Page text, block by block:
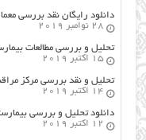
دانلود رایگان نقد بررسی
28 نوامبر 2019
تحلیل و بررسی مطالعات
15 اکتبر 2019
تحلیل و نقد بررسی مرکز
14 اکتبر 2019
دانلود تحلیل و بررسی
12 اکتبر 2019